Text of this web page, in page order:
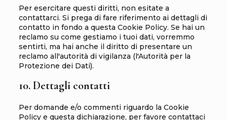
Per esercitare questi diritti, non esitate a
contattarci. Si prega di fare riferimento ai dettagli di
contatto in fondo a questa Cookie Policy. Se hai un
reclamo su come gestiamo i tuoi dati, vorremmo
sentirti, ma hai anche il diritto di presentare un
reclamo all'autorità di vigilanza (l'Autorità per la
Protezione dei Dati).
10. Dettagli contatti
Per domande e/o commenti riguardo la Cookie
Policy e questa dichiarazione, per favore contattaci